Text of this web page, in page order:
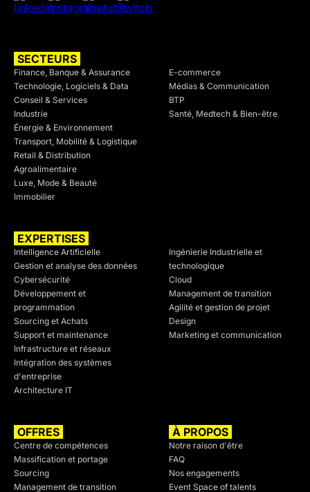
SECTEURS
Finance, Banque & Assurance
Technologie, Logiciels & Data
Conseil & Services
Industrie
Énergie & Environnement
Transport, Mobilité & Logistique
Retail & Distribution
Agroalimentaire
Luxe, Mode & Beauté
Immobilier
E-commerce
Médias & Communication
BTP
Santé, Medtech & Bien-être
EXPERTISES
Intelligence Artificielle
Gestion et analyse des données
Cybersécurité
Développement et
programmation
Sourcing et Achats
Support et maintenance
Infrastructure et réseaux
Intégration des systèmes
d'entreprise
Architecture IT
Ingénierie Industrielle et
technologique
Cloud
Management de transition
Agilité et gestion de projet
Design
Marketing et communication
OFFRES
Centre de compétences
Massification et portage
Sourcing
Management de transition
À PROPOS
Notre raison d'être
FAQ
Nos engagements
Event Space of talents